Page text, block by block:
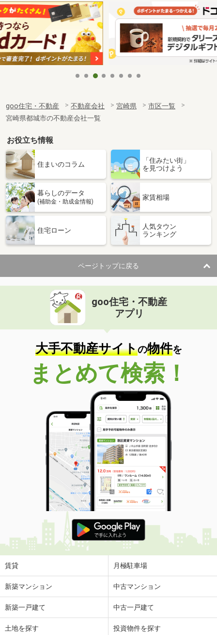
goo住宅・不動産 不動産会社 宮崎県
市区一覧
宮崎県都城市の不動産会社一覧
お役立ち情報
住まいのコラム
「住みたい街」
を見つけよう
暮らしのデータ
(補助金・助成金情報)
家賃相場
住宅ローン
人気タウン
ランキング
ページトップに戻る
goo住宅・不動産
アプリ
大手不動産サイトの物件を
まとめて検索！
賃貸 月極駐車場
新築マンション 中古マンション
新築一戸建て 中古一戸建て
土地を探す 投資物件を探す